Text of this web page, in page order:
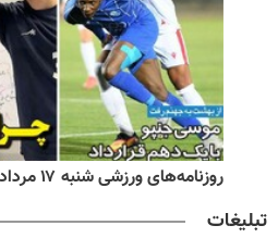
روزنامه‌های ورزشی شنبه ۱۷ مرداد ۱۴۰۵
تبلیغات